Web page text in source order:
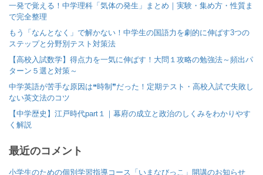
一発で覚える！中学理科「気体の発生」まとめ｜実験・集め方・性質ま
で完全整理
もう「なんとなく」で解かない！中学生の国語力を劇的に伸ばす3つの
ステップと分野別テスト対策法
【高校入試数学】得点力を一気に伸ばす！大問１攻略の勉強法～頻出パ
ターン５選と対策～
中学英語が苦手な原因は❝時制❞だった！定期テスト・高校入試で失敗し
ない英文法のコツ
【中学歴史】江戸時代part１｜幕府の成立と政治のしくみをわかりやす
く解説
最近のコメント
小学生のための個別学習指導コース「いまなびっこ」開講のお知らせ